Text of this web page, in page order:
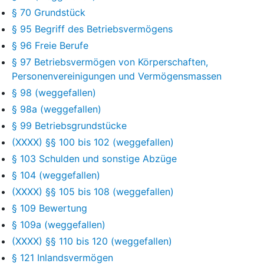
§ 70 Grundstück
§ 95 Begriff des Betriebsvermögens
§ 96 Freie Berufe
§ 97 Betriebsvermögen von Körperschaften,
Personenvereinigungen und Vermögensmassen
§ 98 (weggefallen)
§ 98a (weggefallen)
§ 99 Betriebsgrundstücke
(XXXX) §§ 100 bis 102 (weggefallen)
§ 103 Schulden und sonstige Abzüge
§ 104 (weggefallen)
(XXXX) §§ 105 bis 108 (weggefallen)
§ 109 Bewertung
§ 109a (weggefallen)
(XXXX) §§ 110 bis 120 (weggefallen)
§ 121 Inlandsvermögen